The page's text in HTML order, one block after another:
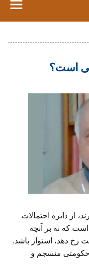
است؟
از دایره احتمالات
که نه بر آنچه
دهد، استوار باشد.
حکومتی منسجم و